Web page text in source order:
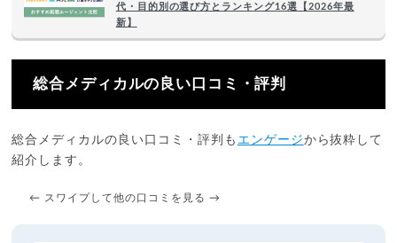
代・目的別の選び方とランキング16選【2026年最
新】
総合メディカルの良い口コミ・評判
総合メディカルの良い口コミ・評判も エンゲージから抜粋して
紹介します。
← スワイプして他の口コミを見る →